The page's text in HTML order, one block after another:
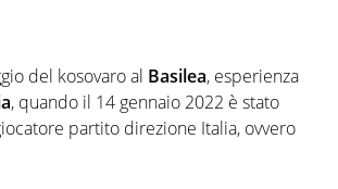
del kosovaro al Basilea, esperienza
, quando il 14 gennaio 2022 è stato
partito direzione Italia, ovvero